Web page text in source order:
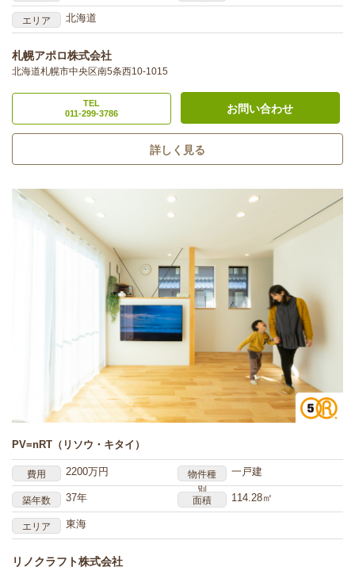
エリア 北海道
札幌アポロ株式会社
北海道札幌市中央区南5条西10-1015
TEL
011-299-3786
お問い合わせ
詳しく見る
PV=nRT（リソウ・キタイ）
費用 2200万円
物件種
別
一戸建
築年数 37年 面積 114.28㎡
エリア 東海
リノクラフト株式会社